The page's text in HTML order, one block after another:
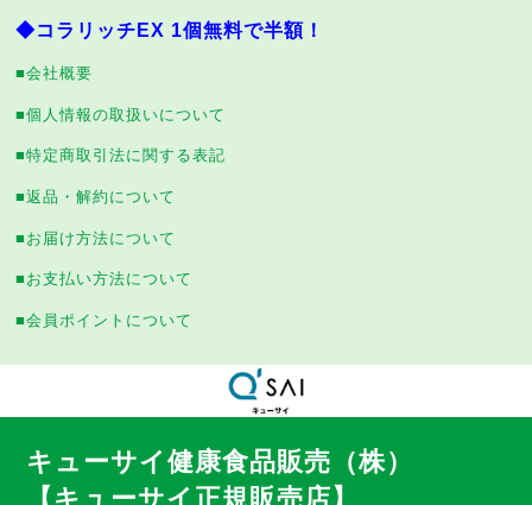
◆コラリッチEX 1個無料で半額！
■会社概要
■個人情報の取扱いについて
■特定商取引法に関する表記
■返品・解約について
■お届け方法について
■お支払い方法について
■会員ポイントについて
キューサイ健康食品販売（株）
【キューサイ正規販売店】